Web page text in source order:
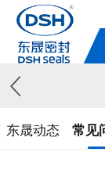
东晟动态 常见